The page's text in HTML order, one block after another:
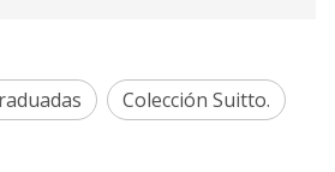
Colección Suitto.